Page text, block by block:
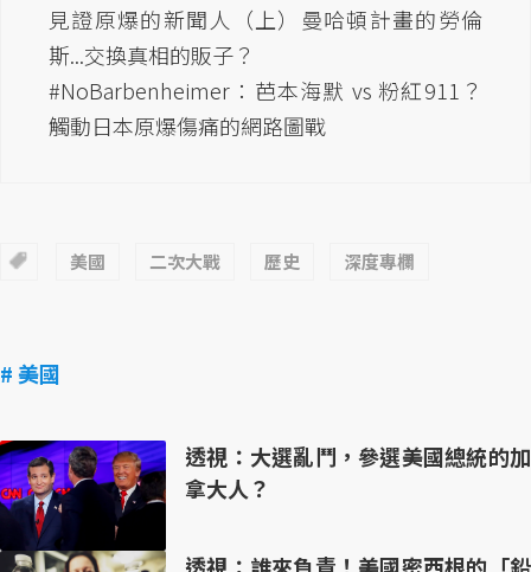
見證原爆的新聞人（上）曼哈頓計畫的勞倫
斯...交換真相的販子？
#NoBarbenheimer：芭本海默 vs 粉紅911？
觸動日本原爆傷痛的網路圖戰
美國 二次大戰 歷史 深度專欄
# 美國
透視：大選亂鬥，參選美國總統的加
拿大人？
透視：誰來負責！美國密西根的「鉛